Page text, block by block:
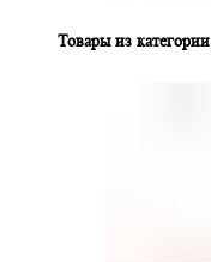
Товары из категории